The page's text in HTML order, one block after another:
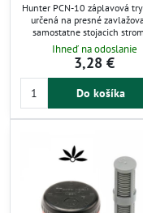
Hunter PCN-10 záplavová
určená na presné
samostatne stojacich
kríkov alebo črepníkov. Je
tlakovým kompenzátorom
rovnomerný prietok 3,8 l/
pevnom 360° uhle
Integrovaný filter
životnosť. Jednoduchá
sprayové postrekovače s
distribúciu vody s...
Ihneď na odoslanie
3,28 €
Do košíka